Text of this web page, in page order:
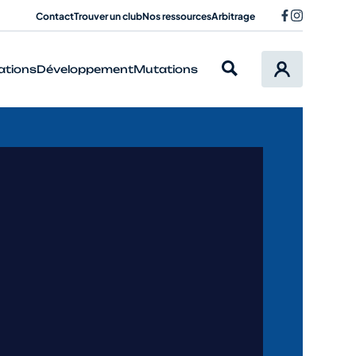
ContactTrouver un clubNos ressourcesArbitrage
DéveloppementMutations